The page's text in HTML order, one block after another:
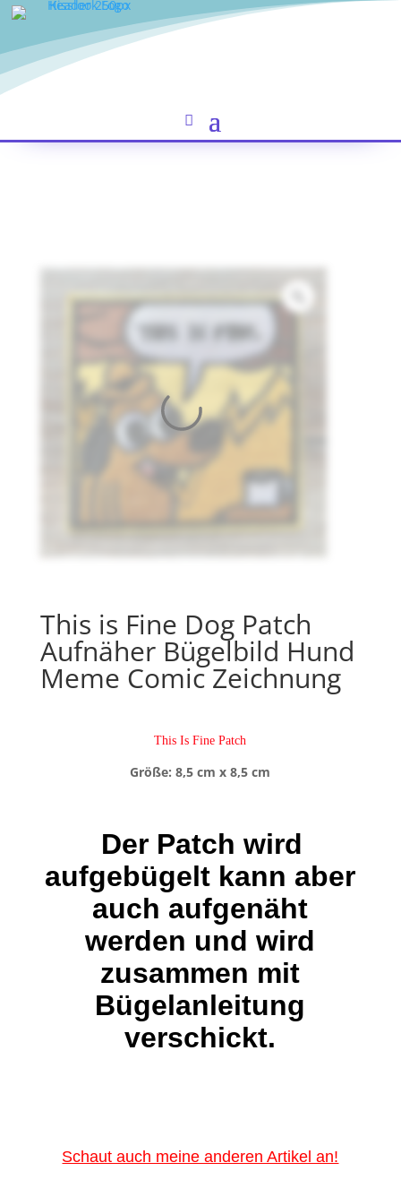
This is Fine Dog Patch
Aufnäher Bügelbild Hund
Meme Comic Zeichnung
This Is Fine Patch
Größe: 8,5 cm x 8,5 cm
Der Patch wird
aufgebügelt kann aber
auch aufgenäht
werden und wird
zusammen mit
Bügelanleitung
verschickt.
Schaut auch meine anderen Artikel an!